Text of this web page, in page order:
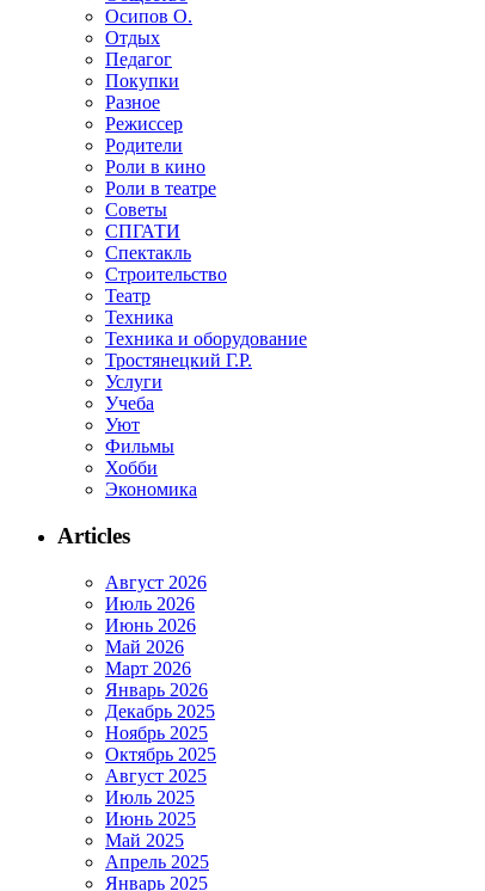
Осипов О.
Отдых
Педагог
Покупки
Разное
Режиссер
Родители
Роли в кино
Роли в театре
Советы
СПГАТИ
Спектакль
Строительство
Театр
Техника
Техника и оборудование
Тростянецкий Г.Р.
Услуги
Учеба
Уют
Фильмы
Хобби
Экономика
Articles
Август 2026
Июль 2026
Июнь 2026
Май 2026
Март 2026
Январь 2026
Декабрь 2025
Ноябрь 2025
Октябрь 2025
Август 2025
Июль 2025
Июнь 2025
Май 2025
Апрель 2025
Январь 2025